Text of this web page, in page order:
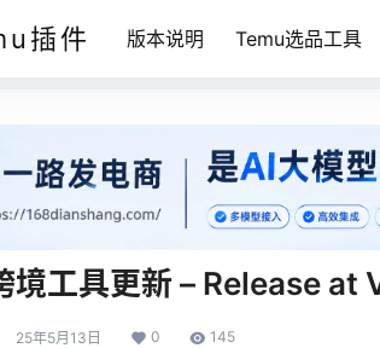
插件 版本说明 Temu选品工具
境工具更新 – Release at
25年5月13日 0 145